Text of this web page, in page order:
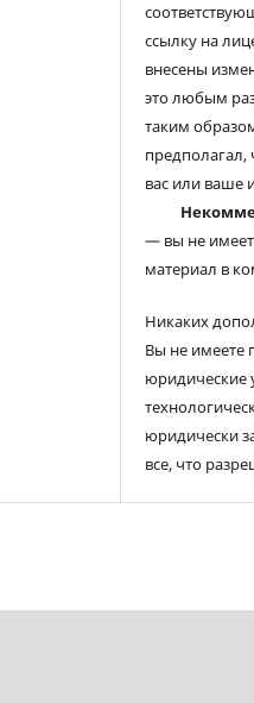
ссылку на
внесены
это любым
таким
предполагал,
вас или ваше
— вы не
материал в
Никаких
Вы не имеете
юридические
юридически
все, что